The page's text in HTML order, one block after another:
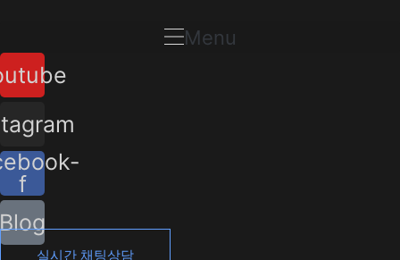
츠
로
건
너
뛰
기
Menu
f
Blog
실시간 채팅상담
트
탐
색